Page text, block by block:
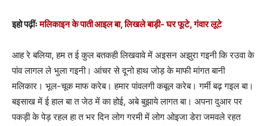
इहो पढ़ींःमलिकाइन के पाती आइल बा, लिखले बाड़ी- घर फूटे, गंवार लूटे
आह रे बलिया, हम त ई कुल बतकही लिखवावे में अइसन अझुरा गइनी कि रउवा के
पांव लागल ले भुला गइनी। आंचर से दूनो हाथ जोड़ के माफी मांगत बानी
मलिकार। भूल-चूक माफ करेब। हमार पांवलगी कबूल करेब। गर्मी बढ़ गइल बा।
बइसाख में ई हाल बा त जेठ में का होई, अबे बुझाये लागत बा। अपना दुआर पर
पकड़ी के पेड़ रहल हा त भर दिन लोग गरमी में लोग ओइजा डेरा जमवले रहत